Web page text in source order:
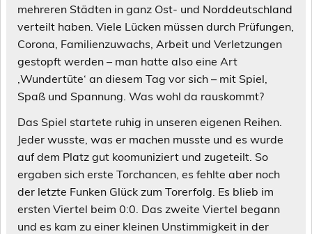
mehreren Städten in ganz Ost- und Norddeutschland
verteilt haben. Viele Lücken müssen durch Prüfungen,
Corona, Familienzuwachs, Arbeit und Verletzungen
gestopft werden – man hatte also eine Art
‚Wundertüte‘ an diesem Tag vor sich – mit Spiel,
Spaß und Spannung. Was wohl da rauskommt?
Das Spiel startete ruhig in unseren eigenen Reihen.
Jeder wusste, was er machen musste und es wurde
auf dem Platz gut koomuniziert und zugeteilt. So
ergaben sich erste Torchancen, es fehlte aber noch
der letzte Funken Glück zum Torerfolg. Es blieb im
ersten Viertel beim 0:0. Das zweite Viertel begann
und es kam zu einer kleinen Unstimmigkeit in der